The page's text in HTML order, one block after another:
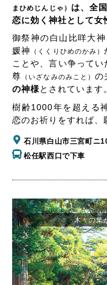
まひめじんじゃ） は、全
恋に効く神社として女
御祭神の白山比咩大神
媛神
（くくりひめのかみ）
ことや、言い争ってい
尊 （いざなみのみこと）の
の神様とされています。
樹齢1000年を超える
恋のお祈りをすれば、
石川県白山市三宮町ニ
松任駅西口で下車
木々の葉